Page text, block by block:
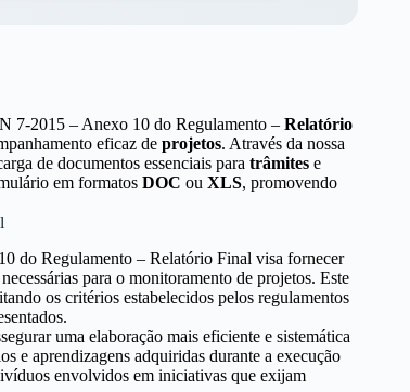
7-2015 – Anexo 10 do Regulamento – Relatório
eficaz de projetos. Através da nossa
de documentos essenciais para trâmites e
em formatos DOC ou XLS, promovendo
do Regulamento – Relatório Final visa fornecer
para o monitoramento de projetos. Este
os critérios estabelecidos pelos regulamentos
uma elaboração mais eficiente e sistemática
e aprendizagens adquiridas durante a execução
envolvidos em iniciativas que exijam